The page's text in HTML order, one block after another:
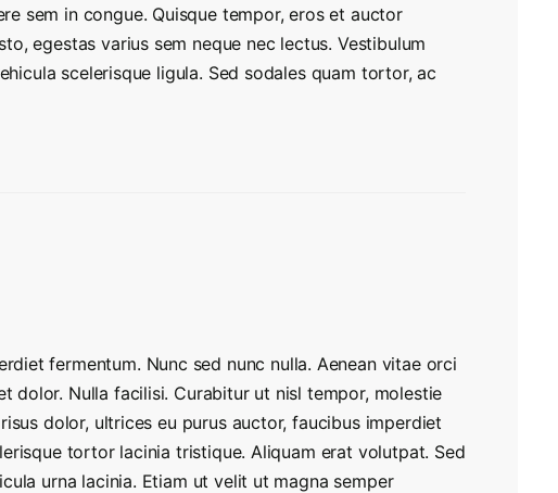
sem in congue. Quisque tempor, eros et auctor
egestas varius sem neque nec lectus. Vestibulum
scelerisque ligula. Sed sodales quam tortor, ac
fermentum. Nunc sed nunc nulla. Aenean vitae orci
dolor. Nulla facilisi. Curabitur ut nisl tempor, molestie
dolor, ultrices eu purus auctor, faucibus imperdiet
tortor lacinia tristique. Aliquam erat volutpat. Sed
urna lacinia. Etiam ut velit ut magna semper